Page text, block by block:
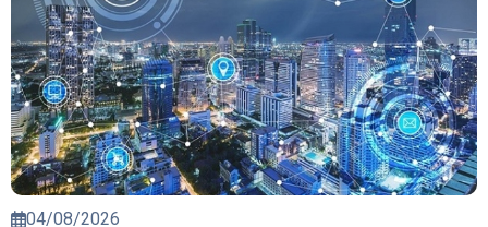
04/08/2026